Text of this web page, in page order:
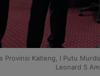
Provinsi Kalteng, I Putu
Leonard S